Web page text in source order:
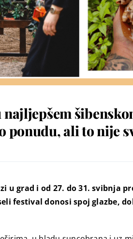
ponudu, ali to nije
u grad i od 27. do 31.
festival donosi spoj glazbe,